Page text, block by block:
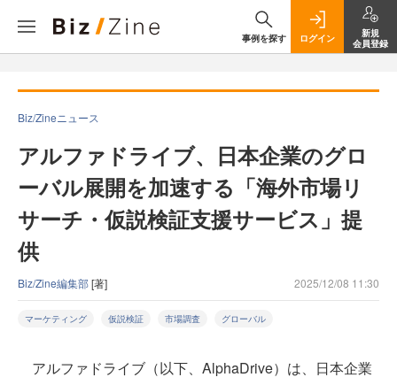
事例を探す ログイン
新規
会員登録
Biz/Zineニュース
アルファドライブ、日本企業のグロ
ーバル展開を加速する「海外市場リ
サーチ・仮説検証支援サービス」提
供
Biz/Zine編集部[著] 2025/12/08 11:30
マーケティング 仮説検証 市場調査 グローバル
アルファドライブ（以下、AlphaDrive）は、日本企業